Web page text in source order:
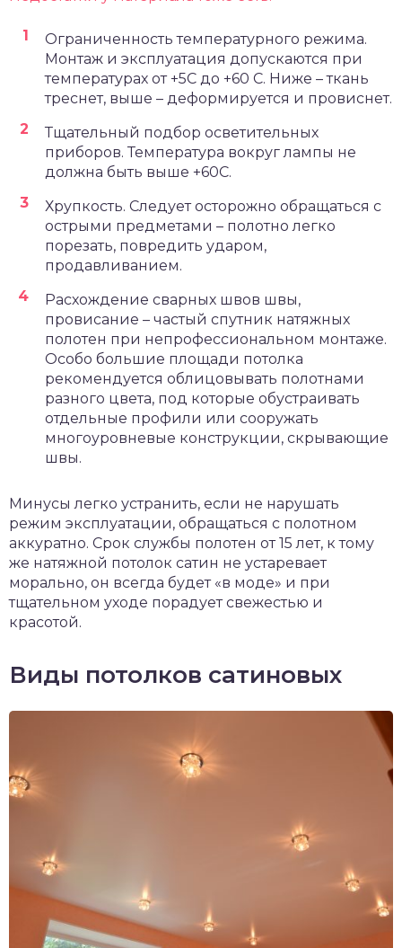
Ограниченность температурного режима.
Монтаж и эксплуатация допускаются при
температурах от +5С до +60 С. Ниже – ткань
треснет, выше – деформируется и провиснет.
Тщательный подбор осветительных
приборов. Температура вокруг лампы не
должна быть выше +60С.
Хрупкость. Следует осторожно обращаться с
острыми предметами – полотно легко
порезать, повредить ударом,
продавливанием.
Расхождение сварных швов швы,
провисание – частый спутник натяжных
полотен при непрофессиональном монтаже.
Особо большие площади потолка
рекомендуется облицовывать полотнами
разного цвета, под которые обустраивать
отдельные профили или сооружать
многоуровневые конструкции, скрывающие
швы.
Минусы легко устранить, если не нарушать
режим эксплуатации, обращаться с полотном
аккуратно. Срок службы полотен от 15 лет, к тому
же натяжной потолок сатин не устаревает
морально, он всегда будет «в моде» и при
тщательном уходе порадует свежестью и
красотой.
Виды потолков сатиновых